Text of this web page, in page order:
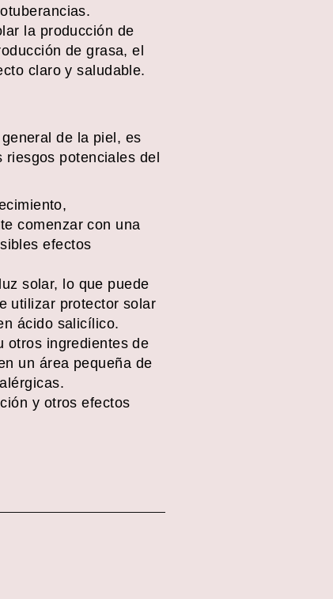
la producción de
de grasa, el
claro y saludable.
de la piel, es
potenciales del
comenzar con una
efectos
solar, lo que puede
utilizar protector solar
ácido salicílico.
otros ingredientes de
un área pequeña de
y otros efectos